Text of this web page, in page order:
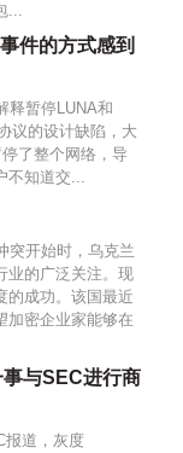
...
件的方式感到
释暂停LUNA和
议的设计缺陷，大
了整个网络，导
不知道交...
突开始时，乌克兰
业的广泛关注。现
的成功。该国最近
加密企业家能够在
与SEC进行商
报道，灰度